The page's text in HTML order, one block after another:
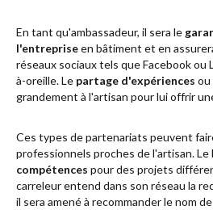
En tant qu'ambassadeur, il sera le
l'entrepriseen bâtiment et en
réseaux sociaux tels que Facebook ou
à-oreille. Le partage d'expériences ou
grandement à l'artisan pour lui offrir
Ces types de partenariats peuvent
professionnels proches de l'artisan.
compétences pour des projets
carreleur entend dans son réseau la
il sera amené à recommander le nom